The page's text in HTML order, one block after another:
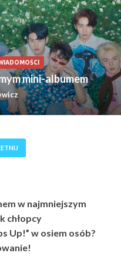
mini-albumem
w najmniejszym
chłopcy
Up!” w osiem osób?